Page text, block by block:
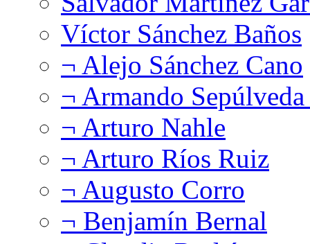
Víctor Sánchez Baños
¬ Alejo Sánchez Cano
¬ Armando
¬ Arturo Nahle
¬ Arturo Ríos Ruiz
¬ Augusto Corro
¬ Benjamín Bernal